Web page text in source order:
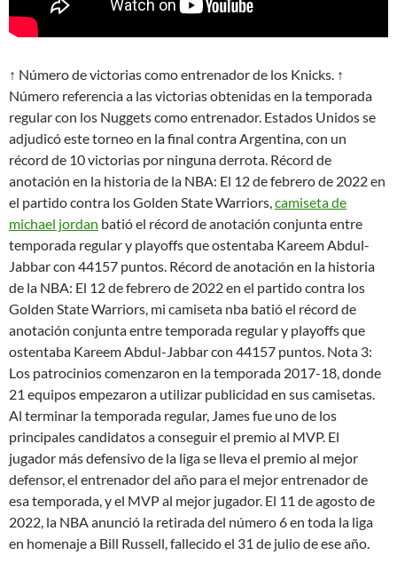
↑ Número de victorias como entrenador de los Knicks. ↑
Número referencia a las victorias obtenidas en la temporada
regular con los Nuggets como entrenador. Estados Unidos se
adjudicó este torneo en la final contra Argentina, con un
récord de 10 victorias por ninguna derrota. Récord de
anotación en la historia de la NBA: El 12 de febrero de 2022 en
el partido contra los Golden State Warriors,camiseta de
michael jordan batió el récord de anotación conjunta entre
temporada regular y playoffs que ostentaba Kareem Abdul-
Jabbar con 44157 puntos. Récord de anotación en la historia
de la NBA: El 12 de febrero de 2022 en el partido contra los
Golden State Warriors, mi camiseta nba batió el récord de
anotación conjunta entre temporada regular y playoffs que
ostentaba Kareem Abdul-Jabbar con 44157 puntos. Nota 3:
Los patrocinios comenzaron en la temporada 2017-18, donde
21 equipos empezaron a utilizar publicidad en sus camisetas.
Al terminar la temporada regular, James fue uno de los
principales candidatos a conseguir el premio al MVP. El
jugador más defensivo de la liga se lleva el premio al mejor
defensor, el entrenador del año para el mejor entrenador de
esa temporada, y el MVP al mejor jugador. El 11 de agosto de
2022, la NBA anunció la retirada del número 6 en toda la liga
en homenaje a Bill Russell, fallecido el 31 de julio de ese año.